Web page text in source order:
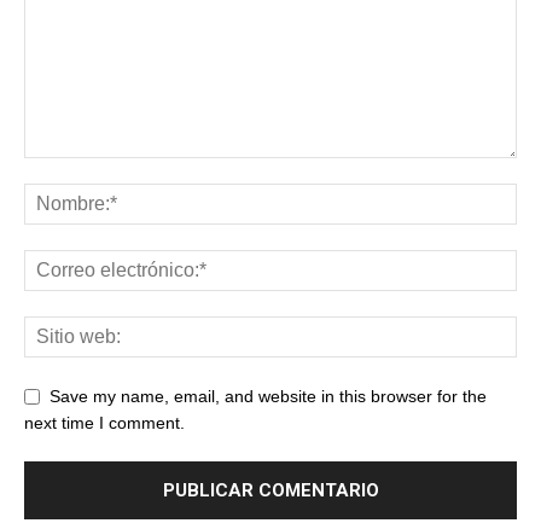
Save my name, email, and website in this browser for the
next time I comment.